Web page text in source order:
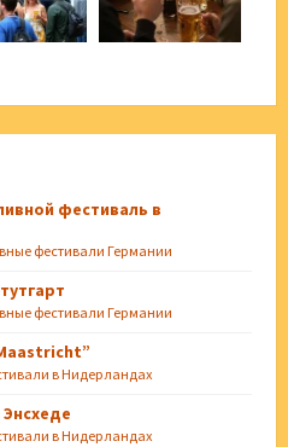
фестиваль в
фестивали Германии
фестивали Германии
в Нидерландах
в Нидерландах